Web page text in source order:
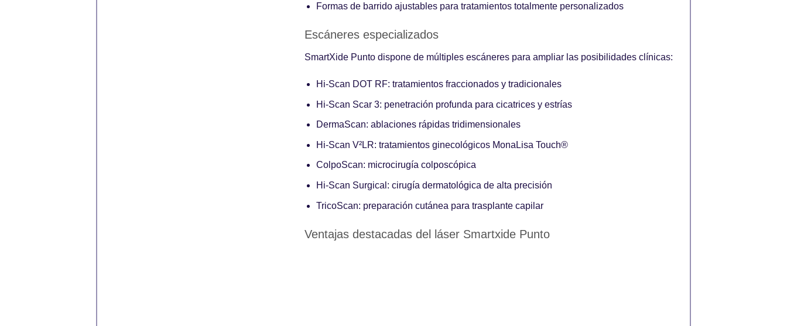
Formas de barrido ajustables para tratamientos totalmente personalizados
Escáneres especializados
SmartXide Punto dispone de múltiples escáneres para ampliar las posibilidades clínicas:
Hi-Scan DOT RF: tratamientos fraccionados y tradicionales
Hi-Scan Scar 3: penetración profunda para cicatrices y estrías
DermaScan: ablaciones rápidas tridimensionales
Hi-Scan V²LR: tratamientos ginecológicos MonaLisa Touch®
ColpoScan: microcirugía colposcópica
Hi-Scan Surgical : cirugía dermatológica de alta precisión
TricoScan: preparación cutánea para trasplante capilar
Ventajas destacadas del láser Smartxide Punto